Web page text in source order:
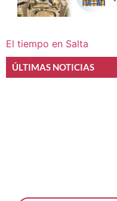
El tiempo en Salta
ÚLTIMAS NOTICIAS